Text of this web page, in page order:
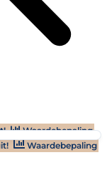
Waardebepaling
Waardebepaling